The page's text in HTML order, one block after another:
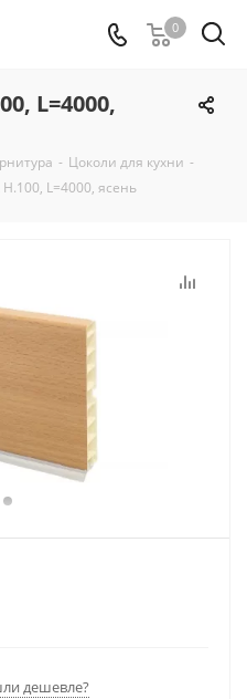
0
L=4000,
- Цоколи для кухни -
L=4000, ясень
дешевле?